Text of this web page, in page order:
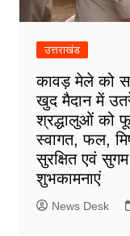
उत्तराखंड
कावड़ मेले को
खुद मैदान में
श्रद्धालुओं को
स्वागत, फल,
सुरक्षित एवं
शुभकामनाएं
News Desk